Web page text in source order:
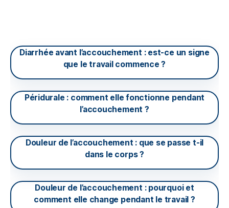
Diarrhée avant l’accouchement : est-ce un signe
que le travail commence ?
Péridurale : comment elle fonctionne pendant
l’accouchement ?
Douleur de l’accouchement : que se passe t-il
dans le corps ?
Douleur de l’accouchement : pourquoi et
comment elle change pendant le travail ?